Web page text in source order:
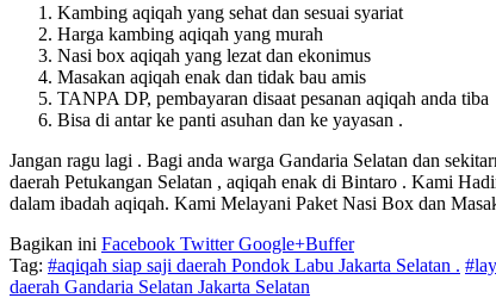
Kambing aqiqah yang sehat dan sesuai syariat
Harga kambing aqiqah yang murah
Nasi box aqiqah yang lezat dan ekonimus
Masakan aqiqah enak dan tidak bau amis
TANPA DP, pembayaran disaat pesanan aqiqah anda tiba
Bisa di antar ke panti asuhan dan ke yayasan .
Jangan ragu lagi . Bagi anda warga Gandaria Selatan dan
daerah Petukangan Selatan , aqiqah enak di Bintaro . Kami
dalam ibadah aqiqah. Kami Melayani Paket Nasi Box dan
Bagikan ini Facebook TwitterGoogle+Buffer
Tag: #aqiqah siap saji daerah Pondok Labu Jakarta Selatan .
daerah Gandaria Selatan Jakarta Selatan